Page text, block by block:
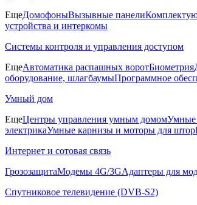
ЕщеДомофоныВызывные панели
устройства и интеркомы
Системы контроля и управления доступом
ЕщеАвтоматика распашных воротБиометрия
оборудование, шлагбаумыПрограммное
Умный дом
ЕщеЦентры управления умным домомУмные
электрикаУмные карнизы и моторы для штор
Интернет и сотовая связь
ГрозозащитаМодемы 4G/3GАдаптеры для
Спутниковое телевидение (DVB-S2)